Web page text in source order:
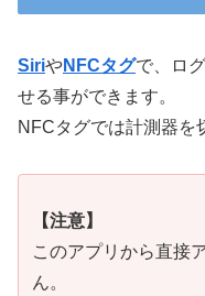
SiriやNFCタグで、ロ
せる事ができます。
NFCタグでは計測器を
【注意】
このアプリから直接
ん。